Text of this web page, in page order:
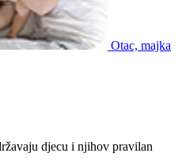
Otac, majka
djecu i njihov pravilan